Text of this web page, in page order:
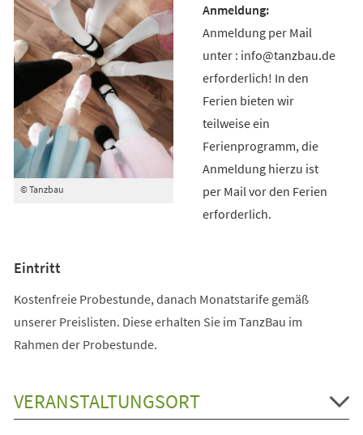
© Tanzbau
Anmeldung per Mail
unter : info@tanzbau.de
erforderlich! In den
Ferien bieten wir
teilweise ein
Ferienprogramm, die
Anmeldung hierzu ist
per Mail vor den Ferien
erforderlich.
Eintritt
Kostenfreie Probestunde, danach Monatstarife gemäß
unserer Preislisten. Diese erhalten Sie im TanzBau im
Rahmen der Probestunde.
VERANSTALTUNGSORT